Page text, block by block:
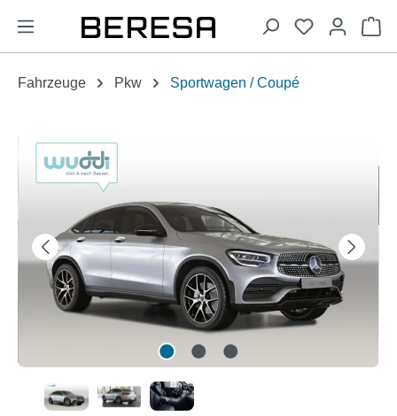
springen
Fahrzeuge Pkw Sportwagen / Coupé
Bildergalerie überspringen